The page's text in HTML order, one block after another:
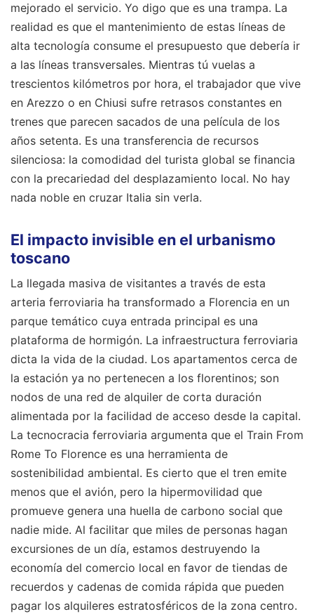
mejorado el servicio. Yo digo que es una trampa. La
realidad es que el mantenimiento de estas líneas de
alta tecnología consume el presupuesto que debería ir
a las líneas transversales. Mientras tú vuelas a
trescientos kilómetros por hora, el trabajador que vive
en Arezzo o en Chiusi sufre retrasos constantes en
trenes que parecen sacados de una película de los
años setenta. Es una transferencia de recursos
silenciosa: la comodidad del turista global se financia
con la precariedad del desplazamiento local. No hay
nada noble en cruzar Italia sin verla.
El impacto invisible en el urbanismo
toscano
La llegada masiva de visitantes a través de esta
arteria ferroviaria ha transformado a Florencia en un
parque temático cuya entrada principal es una
plataforma de hormigón. La infraestructura ferroviaria
dicta la vida de la ciudad. Los apartamentos cerca de
la estación ya no pertenecen a los florentinos; son
nodos de una red de alquiler de corta duración
alimentada por la facilidad de acceso desde la capital.
La tecnocracia ferroviaria argumenta que el Train From
Rome To Florence es una herramienta de
sostenibilidad ambiental. Es cierto que el tren emite
menos que el avión, pero la hipermovilidad que
promueve genera una huella de carbono social que
nadie mide. Al facilitar que miles de personas hagan
excursiones de un día, estamos destruyendo la
economía del comercio local en favor de tiendas de
recuerdos y cadenas de comida rápida que pueden
pagar los alquileres estratosféricos de la zona centro.